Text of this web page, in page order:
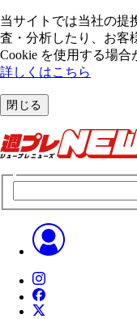
当サイトでは当社の提
査・分析したり、お客
Cookie を使⽤する場合
詳しくはこちら
閉じる